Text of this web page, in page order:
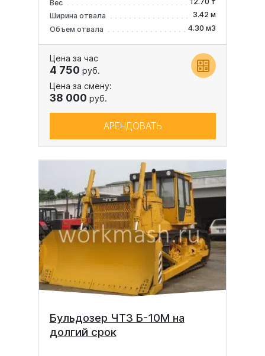
Вес
Ширина отвала
3.42 м
Объем отвала
4.30 м3
Цена за час
4 750 руб.
Цена за смену:
38 000 руб.
АРЕНДОВАТЬ
Бульдозер ЧТЗ Б-10М на
долгий срок